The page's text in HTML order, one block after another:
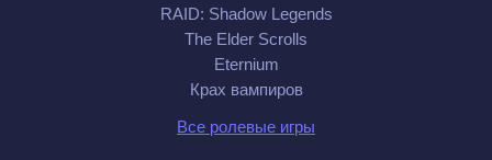
RAID: Shadow Legends
The Elder Scrolls
Eternium
Крах вампиров
Все ролевые игры